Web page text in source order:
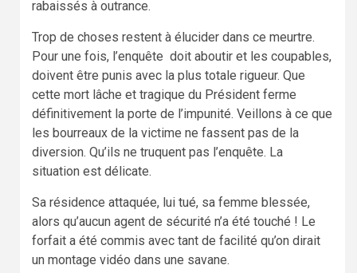
rabaissés à outrance.
Trop de choses restent à élucider dans ce meurtre.
Pour une fois, l’enquête doit aboutir et les coupables,
doivent être punis avec la plus totale rigueur. Que
cette mort lâche et tragique du Président ferme
définitivement la porte de l’impunité. Veillons à ce que
les bourreaux de la victime ne fassent pas de la
diversion. Qu’ils ne truquent pas l’enquête. La
situation est délicate.
Sa résidence attaquée, lui tué, sa femme blessée,
alors qu’aucun agent de sécurité n’a été touché ! Le
forfait a été commis avec tant de facilité qu’on dirait
un montage vidéo dans une savane.